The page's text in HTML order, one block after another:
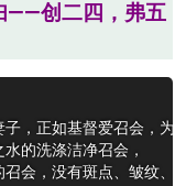
——创二四，弗五
，正如基督爱召会，为
的洗涤洁净召会，
会，没有斑点、皱纹、